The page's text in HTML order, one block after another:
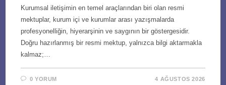
Kurumsal iletişimin en temel araçlarından biri olan resmi
mektuplar, kurum içi ve kurumlar arası yazışmalarda
profesyonelliğin, hiyerarşinin ve saygının bir göstergesidir.
Doğru hazırlanmış bir resmi mektup, yalnızca bilgi aktarmakla
kalmaz;…
0 YORUM 4 AĞUSTOS 2026